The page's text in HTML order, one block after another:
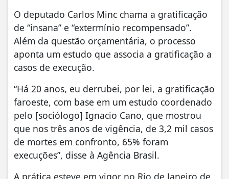
O deputado Carlos Minc chama a gratificação
de “insana” e “extermínio recompensado”.
Além da questão orçamentária, o processo
aponta um estudo que associa a gratificação a
casos de execução.
“Há 20 anos, eu derrubei, por lei, a gratificação
faroeste, com base em um estudo coordenado
pelo [sociólogo] Ignacio Cano, que mostrou
que nos três anos de vigência, de 3,2 mil casos
de mortes em confronto, 65% foram
execuções”, disse à Agência Brasil.